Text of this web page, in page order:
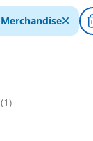
Merchandise
(1)